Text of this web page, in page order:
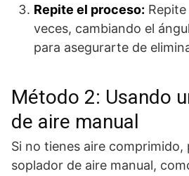
Repite el proceso:
veces, cambiando el
para asegurarte de
Método 2: Usando
de aire manual
Si no tienes aire comprimido,
soplador de aire manual,